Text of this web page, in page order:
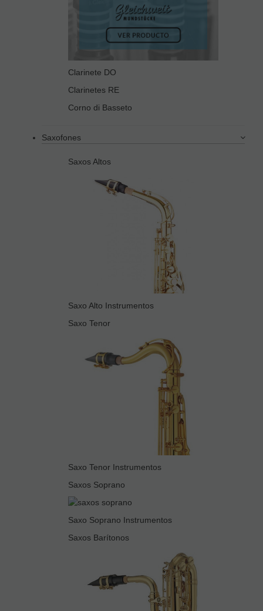
Clarinete DO
Clarinetes RE
Corno di Basseto
Saxofones
Saxos Altos
Saxo Alto Instrumentos
Saxo Tenor
Saxo Tenor Instrumentos
Saxos Soprano
Saxo Soprano Instrumentos
Saxos Barítonos